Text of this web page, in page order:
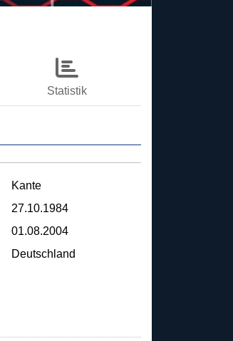
Statistik
Kante
27.10.1984
01.08.2004
Deutschland